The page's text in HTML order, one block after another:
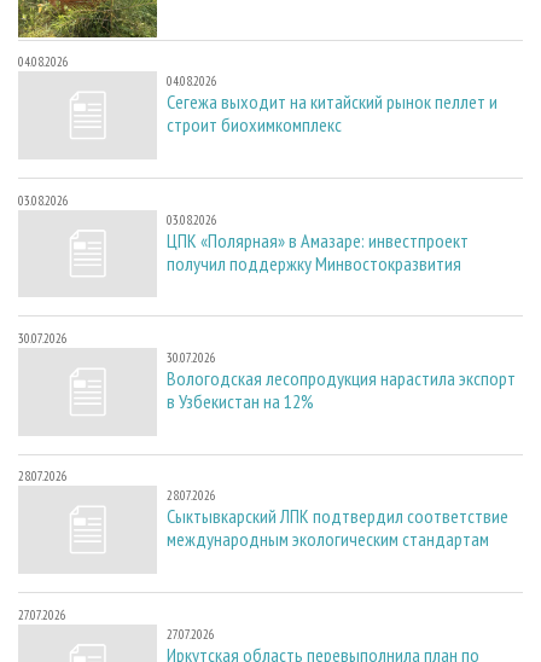
04.08.2026
04.08.2026
Сегежа выходит на китайский рынок пеллет и
строит биохимкомплекс
03.08.2026
03.08.2026
ЦПК «Полярная» в Амазаре: инвестпроект
получил поддержку Минвостокразвития
30.07.2026
30.07.2026
Вологодская лесопродукция нарастила экспорт
в Узбекистан на 12%
28.07.2026
28.07.2026
Сыктывкарский ЛПК подтвердил соответствие
международным экологическим стандартам
27.07.2026
27.07.2026
Иркутская область перевыполнила план по